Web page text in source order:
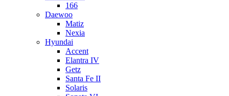
166
Daewoo
Matiz
Nexia
Hyundai
Accent
Elantra IV
Getz
Santa Fe II
Solaris